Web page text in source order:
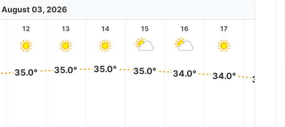
August 03, 2026
12
35.0°
13
35.0°
14
35.0°
15
35.0°
16
34.0°
17
34.0° 33.0°